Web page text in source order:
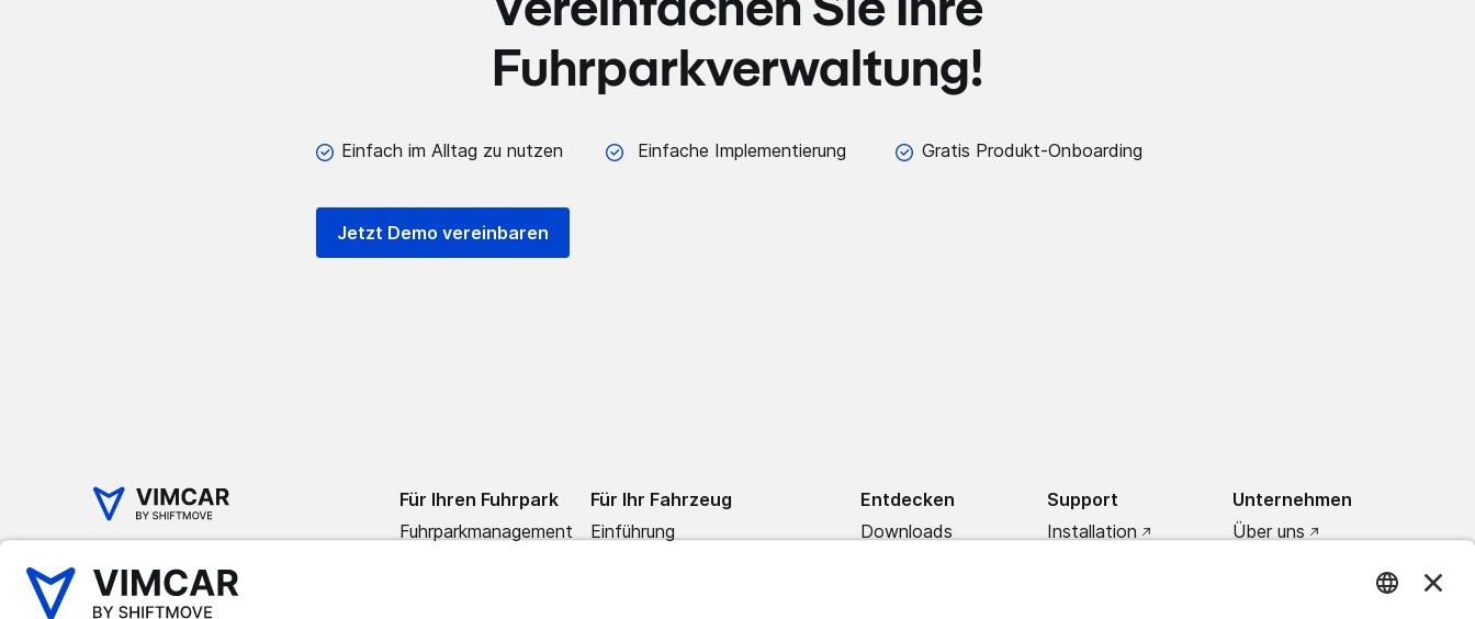
Vereinfachen Sie Ihre
Fuhrparkverwaltung!
Einfach im Alltag zu nutzen Einfache Implementierung Gratis Produkt-Onboarding
Jetzt Demo vereinbaren
Für Ihren Fuhrpark
Fuhrparkmanagement
Für Ihr Fahrzeug
Einführung
Entdecken
Downloads
Support
Installation
Unternehmen
Über uns